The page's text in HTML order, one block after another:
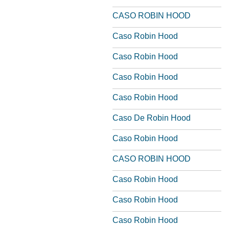
CASO ROBIN HOOD
Caso Robin Hood
Caso Robin Hood
Caso Robin Hood
Caso Robin Hood
Caso De Robin Hood
Caso Robin Hood
CASO ROBIN HOOD
Caso Robin Hood
Caso Robin Hood
Caso Robin Hood